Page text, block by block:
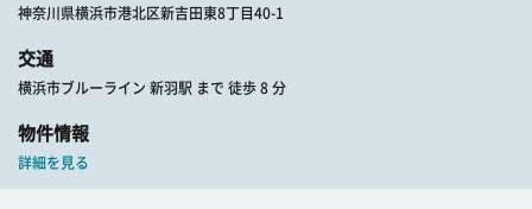
神奈川県横浜市港北区新吉田東8丁目40-1
交通
横浜市ブルーライン 新羽駅 まで 徒歩 8 分
物件情報
詳細を見る